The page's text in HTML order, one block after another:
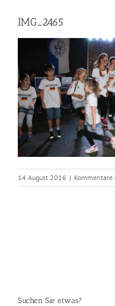
IMG_2465
14 August 2016 |
Suchen Sie etwas?